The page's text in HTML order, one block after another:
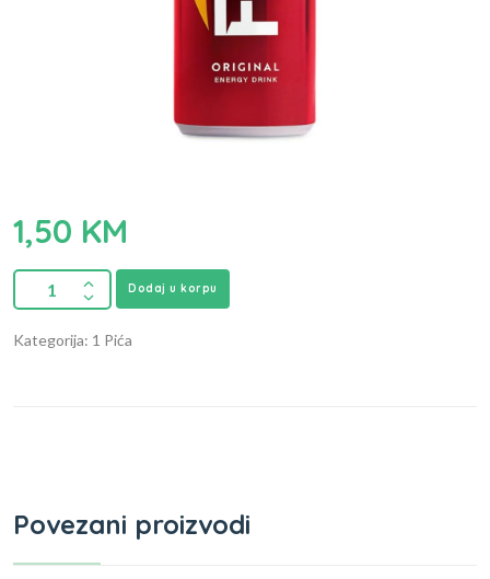
1,50 KM
Dodaj u korpu
Kategorija: 1 Pića
Povezani proizvodi